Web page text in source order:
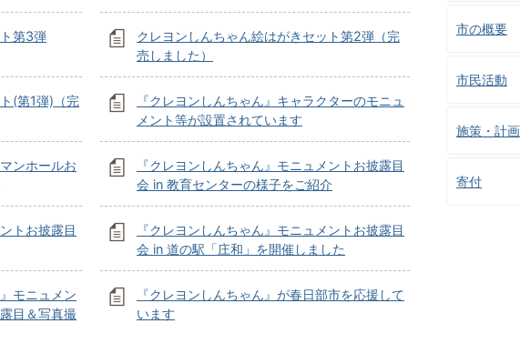
第3弾
クレヨンしんちゃん絵はがきセット第2弾（完
売しました）
(第1弾)（完
『クレヨンしんちゃん』キャラクターのモニュ
メント等が設置されています
ンホールお
『クレヨンしんちゃん』モニュメントお披露目
会 in 教育センターの様子をご紹介
トお披露目
『クレヨンしんちゃん』モニュメントお披露目
会 in 道の駅「庄和」を開催しました
モニュメン
目＆写真撮
『クレヨンしんちゃん』が春日部市を応援して
います
市の概要
市民活動
施策・計画
寄付